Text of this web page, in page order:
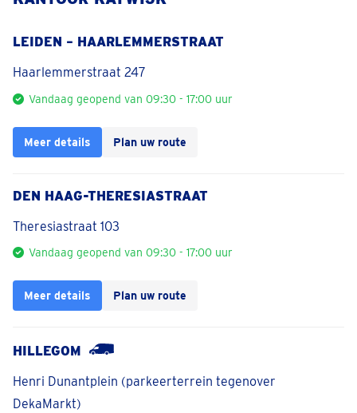
LEIDEN – HAARLEMMERSTRAAT
Haarlemmerstraat 247
Vandaag geopend van 09:30 - 17:00 uur
Meer details Plan uw route
DEN HAAG-THERESIASTRAAT
Theresiastraat 103
Vandaag geopend van 09:30 - 17:00 uur
Meer details Plan uw route
HILLEGOM
Henri Dunantplein (parkeerterrein tegenover
DekaMarkt)